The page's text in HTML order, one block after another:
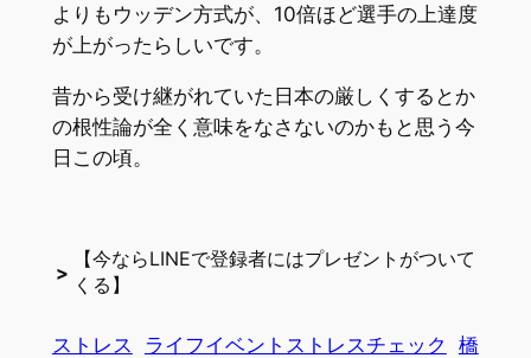
よりもウッデン方式が、10倍ほど選手の上達度
が上がったらしいです。
昔から受け継がれていた日本の厳しくするとか
の根性論が全く意味をなさないのかもと思う今
日この頃。
>
【今ならLINEで登録者にはプレゼントがついて
くる】
ストレス ライフイベントストレスチェック
橋